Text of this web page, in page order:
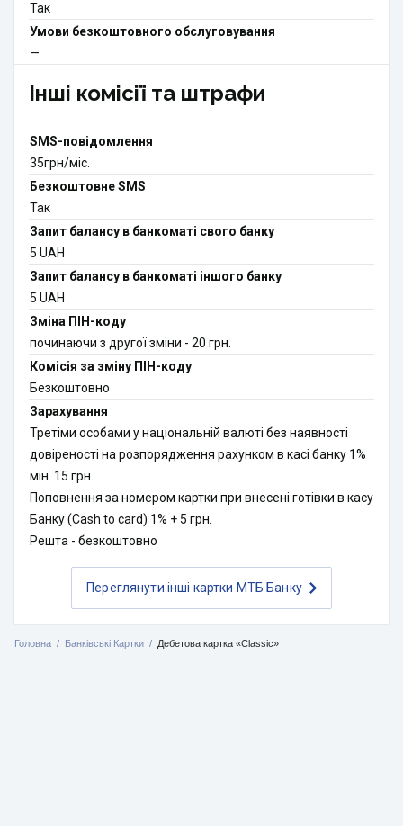
Так
Умови безкоштовного обслуговування
—
Інші комісії та штрафи
SMS-повідомлення
35грн/міс.
Безкоштовне SMS
Так
Запит балансу в банкоматі свого банку
5 UAH
Запит балансу в банкоматі іншого банку
5 UAH
Зміна ПІН-коду
починаючи з другої зміни - 20 грн.
Комісія за зміну ПІН-коду
Безкоштовно
Зарахування
Третіми особами у національній валюті без наявності
довіреності на розпорядження рахунком в касі банку 1%
мін. 15 грн.
Поповнення за номером картки при внесені готівки в касу
Банку (Cash to card) 1% + 5 грн.
Решта - безкоштовно
Переглянути інші картки МТБ Банку
Головна Банківські Картки Дебетова картка «Classic»